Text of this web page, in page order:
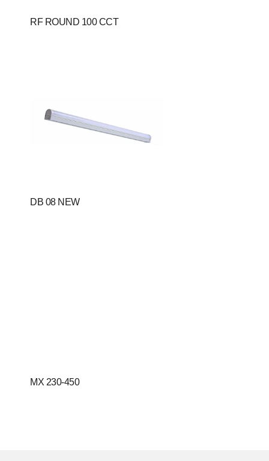
RF ROUND 100 CCT
DB 08 NEW
MX 230-450